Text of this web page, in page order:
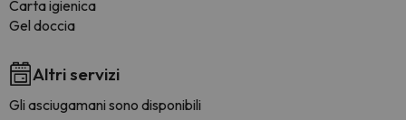
Carta igienica
Gel doccia
Altri servizi
Gli asciugamani sono disponibili